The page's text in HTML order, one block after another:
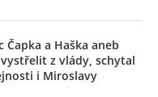
Čapka a Haška aneb
z vlády, schytal
i Miroslavy